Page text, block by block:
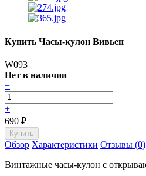
Купить Часы-кулон Вивьен
W093
Нет в наличии
−
+
690 ₽
Обзор Характеристики Отзывы (0)
Винтажные часы-кулон с